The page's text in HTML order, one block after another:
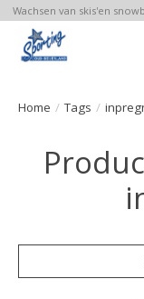
Wachsen van skis'en
Home / Tags /